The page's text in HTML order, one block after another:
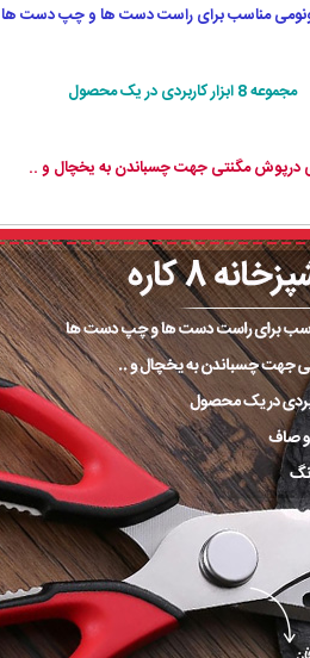
مناسب برای راست دست ها و چپ دست ها
مجموعه 8 ابزار کاربردی در یک محصول
درپوش مگنتی جهت چسباندن به یخچال و ..